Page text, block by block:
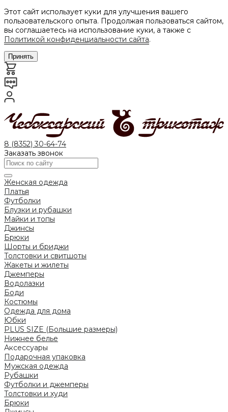
Этот сайт использует куки для улучшения вашего
пользовательского опыта. Продолжая пользоваться сайтом,
вы соглашаетесь на использование куки, а также с
Политикой конфиденциальности сайта.
Принять
8 (8352) 30-64-74
Заказать звонок
Женская одежда
Платья
Футболки
Блузки и рубашки
Майки и топы
Джинсы
Брюки
Шорты и бриджи
Толстовки и свитшоты
Жакеты и жилеты
Джемперы
Водолазки
Боди
Костюмы
Одежда для дома
Юбки
PLUS SIZE (Большие размеры)
Нижнее белье
Аксессуары
Подарочная упаковка
Мужская одежда
Рубашки
Футболки и джемперы
Толстовки и худи
Брюки